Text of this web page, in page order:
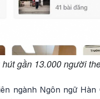
gần 13.000 người
ngành Ngôn ngữ